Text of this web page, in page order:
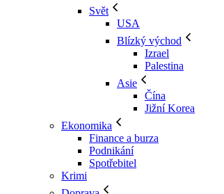
Svět
USA
Blízký východ
Izrael
Palestina
Asie
Čína
Jižní Korea
Ekonomika
Finance a burza
Podnikání
Spotřebitel
Krimi